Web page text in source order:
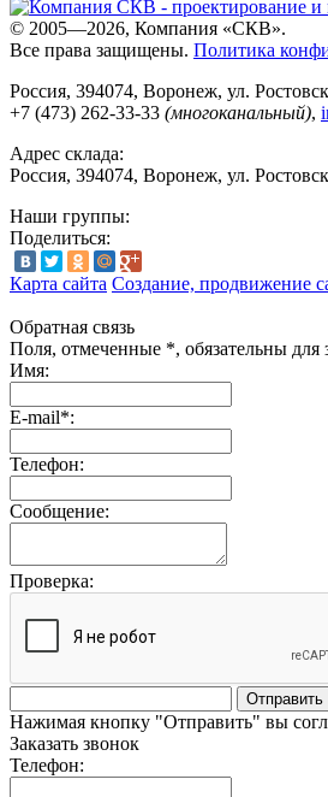
© 2005—2026, Компания «СКВ».
Все права защищены. Политика
Россия, 394074, Воронеж, ул.
+7 (473) 262-33-33 (многоканальный),
Адрес склада:
Россия, 394074, Воронеж, ул.
Наши группы:
Поделиться:
Карта сайта Создание, продвижение
Обратная связь
Поля, отмеченные *, обязательны для
Имя:
E-mail*:
Телефон:
Сообщение:
Проверка:
Отправить
Нажимая кнопку "Отправить" вы
Заказать звонок
Телефон: